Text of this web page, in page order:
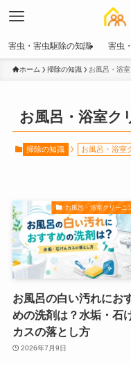
害虫・害虫駆除の知識 害虫
ホーム 掃除の知識 お風呂・浴
お風呂・浴室ク
掃除の知識 お風呂・浴室
お風呂・浴室クリーニ
お風呂の白い汚れにお
めの洗剤は？水垢・石
カスの落とし方
2026年7月9日